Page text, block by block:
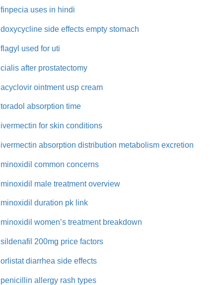
finpecia uses in hindi
doxycycline side effects empty stomach
flagyl used for uti
cialis after prostatectomy
acyclovir ointment usp cream
toradol absorption time
ivermectin for skin conditions
ivermectin absorption distribution metabolism excretion
minoxidil common concerns
minoxidil male treatment overview
minoxidil duration pk link
minoxidil women’s treatment breakdown
sildenafil 200mg price factors
orlistat diarrhea side effects
penicillin allergy rash types